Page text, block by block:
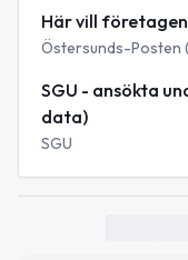
Här vill
Östersunds-Posten
SGU - ansökta
data)
SGU